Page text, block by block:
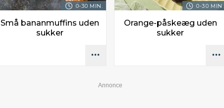
0-30 MIN.
Små bananmuffins uden
sukker
0-30 MIN.
Orange-påskeæg uden
sukker